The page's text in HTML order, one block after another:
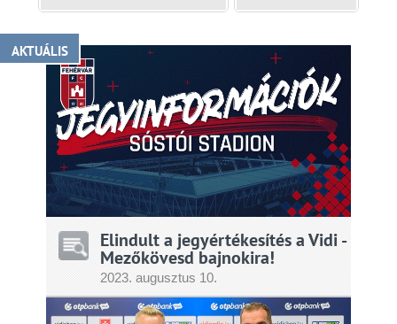
AKTUÁLIS
Elindult a jegyértékesítés a Vidi -
Mezőkövesd bajnokira!
2023.augusztus 10.